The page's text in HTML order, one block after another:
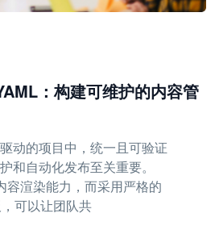
：构建可维护的内容管
动的项目中，统一且可验证
和自动化发布至关重要。
容渲染能力，而采用严格的
可以让团队共